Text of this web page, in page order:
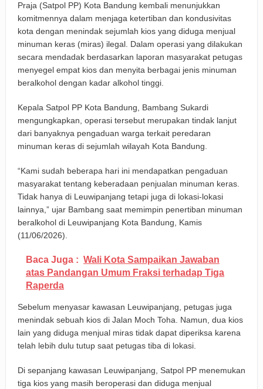
Praja (Satpol PP) Kota Bandung kembali menunjukkan
komitmennya dalam menjaga ketertiban dan kondusivitas
kota dengan menindak sejumlah kios yang diduga menjual
minuman keras (miras) ilegal. Dalam operasi yang dilakukan
secara mendadak berdasarkan laporan masyarakat petugas
menyegel empat kios dan menyita berbagai jenis minuman
beralkohol dengan kadar alkohol tinggi.
Kepala Satpol PP Kota Bandung, Bambang Sukardi
mengungkapkan, operasi tersebut merupakan tindak lanjut
dari banyaknya pengaduan warga terkait peredaran
minuman keras di sejumlah wilayah Kota Bandung.
“Kami sudah beberapa hari ini mendapatkan pengaduan
masyarakat tentang keberadaan penjualan minuman keras.
Tidak hanya di Leuwipanjang tetapi juga di lokasi-lokasi
lainnya,” ujar Bambang saat memimpin penertiban minuman
beralkohol di Leuwipanjang Kota Bandung, Kamis
(11/06/2026).
Baca Juga : Wali Kota Sampaikan Jawaban
atas Pandangan Umum Fraksi terhadap Tiga
Raperda
Sebelum menyasar kawasan Leuwipanjang, petugas juga
menindak sebuah kios di Jalan Moch Toha. Namun, dua kios
lain yang diduga menjual miras tidak dapat diperiksa karena
telah lebih dulu tutup saat petugas tiba di lokasi.
Di sepanjang kawasan Leuwipanjang, Satpol PP menemukan
tiga kios yang masih beroperasi dan diduga menjual